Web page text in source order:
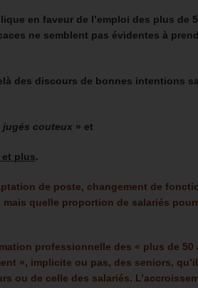
en faveur de l’emploi des plus de
ne semblent pas évidentes à
des discours de bonnes intentions
jugés couteux » et
et plus.
de poste, changement de
quelle proportion de salariés
professionnelle des « plus de 50
», implicite ou pas, des seniors, qu’il
ou de celle des salariés.